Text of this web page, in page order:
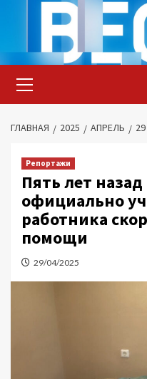
содержимому
меню
ГЛАВНАЯ 2025 АПРЕЛЬ 29
Репортажи
Пять лет назад
официально
работника
помощи
29/04/2025